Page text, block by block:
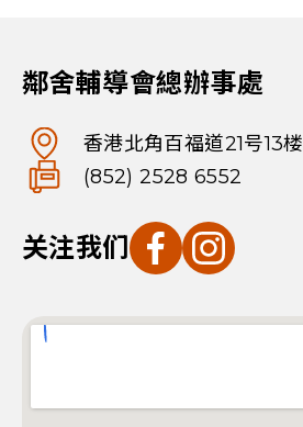
鄰舍輔導會總辦事處
香港北角百福道21号13楼
(852) 2528 6552
关注我们